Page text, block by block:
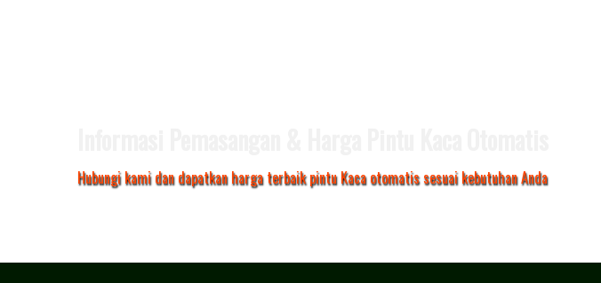
Hubungi kami dan dapatkan harga terbaik pintu Kaca otomatis sesuai kebutuhan Anda